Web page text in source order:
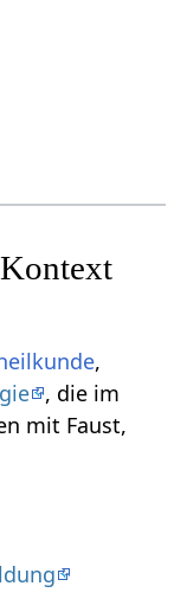
,
, die im
mit Faust‏‎,